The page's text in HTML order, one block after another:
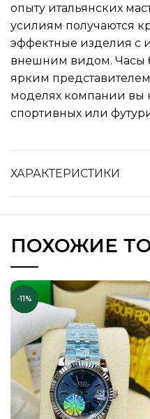
опыту итальянских
усилиям получаются
эффектные изделия с
внешним видом. Часы
ярким
моделях компании вы
спортивных или
ХАРАКТЕРИСТИКИ
ПОХОЖИЕ
-11%